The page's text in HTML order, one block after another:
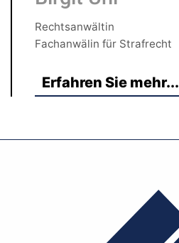
Rechtsanwältin
Fachanwälin für Strafrecht
Erfahren Sie mehr...